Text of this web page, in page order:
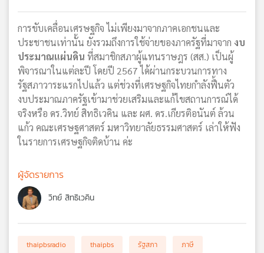
การขับเคลื่อนเศรษฐกิจ ไม่เพียงมาจากภาคเอกชนและ
ประชาชนเท่านั้น ยังรวมถึงการใช้จ่ายของภาครัฐที่มาจาก งบ
ประมาณแผ่นดิน ที่สมาชิกสภาผู้แทนราษฎร (สส.) เป็นผู้
พิจารณาในแต่ละปี โดยปี 2567 ได้ผ่านกระบวนการทาง
รัฐสภาวาระแรกไปแล้ว แต่ช่วงที่เศรษฐกิจไทยกำลังฟื้นตัว
งบประมาณภาครัฐเข้ามาช่วยเสริมและแก้ไขสถานการณ์ได้
จริงหรือ ดร.วิทย์ สิทธิเวคิน และ ผศ. ดร.เกียรติอนันต์ ล้วน
แก้ว คณะเศรษฐศาสตร์ มหาวิทยาลัยธรรมศาสตร์ เล่าให้ฟัง
ในรายการเศรษฐกิจติดบ้าน ค่ะ
ผู้จัดรายการ
วิทย์ สิทธิเวคิน
thaipbsradio thaipbs รัฐสภา
ภาษี